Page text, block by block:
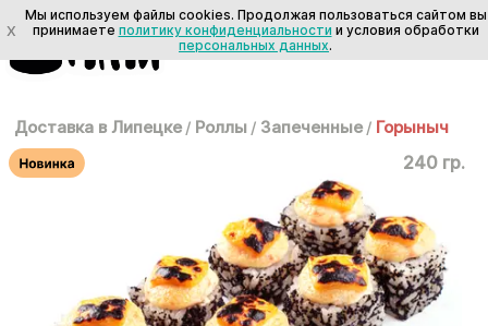
Доставка в Липецке / Роллы / Запеченные / Горыныч
240 гр.
X
Мы используем файлы cookies. Продолжая пользоваться сайтом вы
принимаете политику конфиденциальности и условия обработки
персональных данных.